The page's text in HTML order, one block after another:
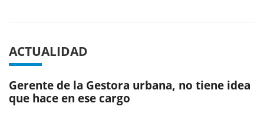
ACTUALIDAD
Gerente de la Gestora urbana, no tiene idea
que hace en ese cargo